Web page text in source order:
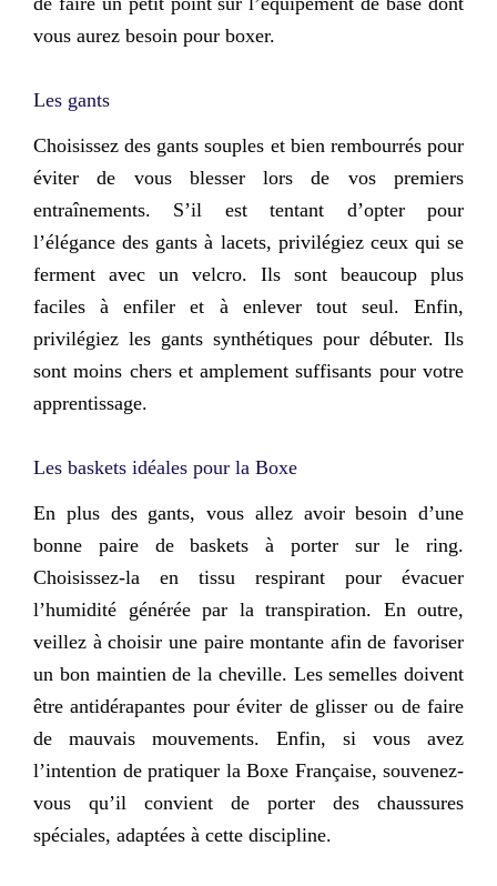
vous aurez besoin pour boxer.
Les gants
Choisissez des gants souples et bien rembourrés pour
éviter de vous blesser lors de vos premiers
entraînements. S’il est tentant d’opter pour
l’élégance des gants à lacets, privilégiez ceux qui se
ferment avec un velcro. Ils sont beaucoup plus
faciles à enfiler et à enlever tout seul. Enfin,
privilégiez les gants synthétiques pour débuter. Ils
sont moins chers et amplement suffisants pour votre
apprentissage.
Les baskets idéales pour la Boxe
En plus des gants, vous allez avoir besoin d’une
bonne paire de baskets à porter sur le ring.
Choisissez-la en tissu respirant pour évacuer
l’humidité générée par la transpiration. En outre,
veillez à choisir une paire montante afin de favoriser
un bon maintien de la cheville. Les semelles doivent
être antidérapantes pour éviter de glisser ou de faire
de mauvais mouvements. Enfin, si vous avez
l’intention de pratiquer la Boxe Française, souvenez-
vous qu’il convient de porter des chaussures
spéciales, adaptées à cette discipline.